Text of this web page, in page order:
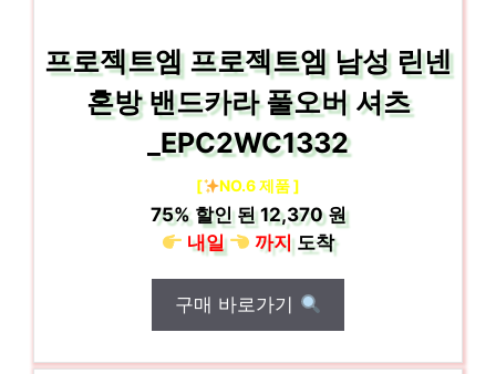
프로젝트엠 프로젝트엠 남성 린넨
혼방 밴드카라 풀오버 셔츠
_EPC2WC1332
[ NO.6 제품 ]
75%할인 된12,370 원
내일
까지도착
구매 바로가기